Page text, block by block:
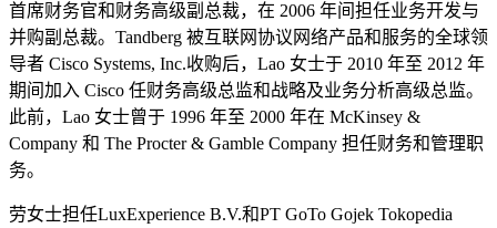
首席财务官和财务高级副总裁，在 2006 年间担任业务开发与
并购副总裁。Tandberg 被互联网协议网络产品和服务的全球领
导者 Cisco Systems, Inc.收购后，Lao 女士于 2010 年至 2012 年
期间加入 Cisco 任财务高级总监和战略及业务分析高级总监。
此前，Lao 女士曾于 1996 年至 2000 年在 McKinsey &
Company 和 The Procter & Gamble Company 担任财务和管理职
务。
劳女士担任LuxExperience B.V.和PT GoTo Gojek Tokopedia